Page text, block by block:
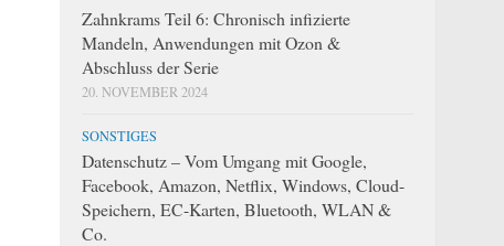
Zahnkrams Teil 6: Chronisch infizierte
Mandeln, Anwendungen mit Ozon &
Abschluss der Serie
20. NOVEMBER 2024
SONSTIGES
Datenschutz – Vom Umgang mit Google,
Facebook, Amazon, Netflix, Windows, Cloud-
Speichern, EC-Karten, Bluetooth, WLAN &
Co.